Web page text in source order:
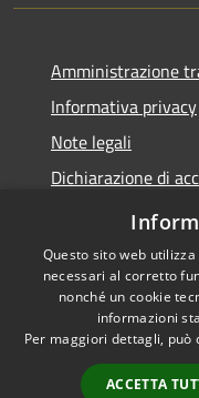
Amministrazione
Informativa privacy
Note legali
Dichiarazione di
Dichiarazione di
Accessibilità
Questo sito web
necessari al corretto
nonché un cookie
informazioni
Per maggiori dettagli, può
ACCETTA